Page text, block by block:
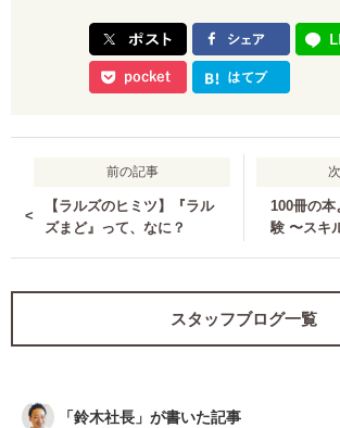
前の記事
<
【ラルズのヒミツ】『ラル
ズまど』って、なに？
100冊の
験 〜スキ
スタッフブログ一覧
「鈴木社長 」が書いた記事